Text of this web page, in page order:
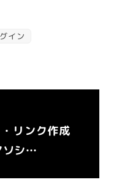
イン
リンク作成
ソシ…